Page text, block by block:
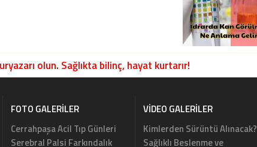
olun. Sağlıkta bilinç, hayat kurtarır!
FOTO GALERILER
Cerrahpaşa Acil Tıp Günleri
Serebral Palsi Farkındalık
VIDEO GALERILER
Kimlerden Sürüntü Alınacak?
Sağlıklı Beslenme ve